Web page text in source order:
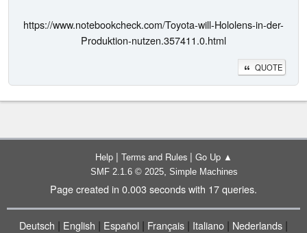
https://www.notebookcheck.com/Toyota-will-Hololens-in-der-
Produktion-nutzen.357411.0.html
QUOTE
Help | Terms and Rules | Go Up ▲
SMF 2.1.6 © 2025, Simple Machines
Page created in 0.003 seconds with 17 queries.
Deutsch | English | Español | Français | Italiano | Nederlands |